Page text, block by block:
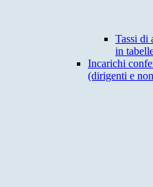
Tassi di
in
Incarichi
(dirigenti e